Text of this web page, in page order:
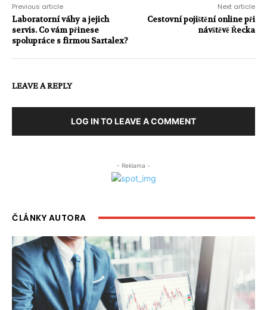
Previous article
Laboratorní váhy a jejich
servis. Co vám přinese
spolupráce s firmou Sartalex?
Next article
Cestovní pojištění online při
návštěvě Řecka
LEAVE A REPLY
LOG IN TO LEAVE A COMMENT
- Reklama -
ČLÁNKY AUTORA